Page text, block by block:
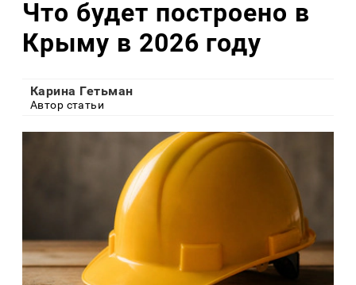
Что будет построено в
Крыму в 2026 году
Карина Гетьман
Автор статьи